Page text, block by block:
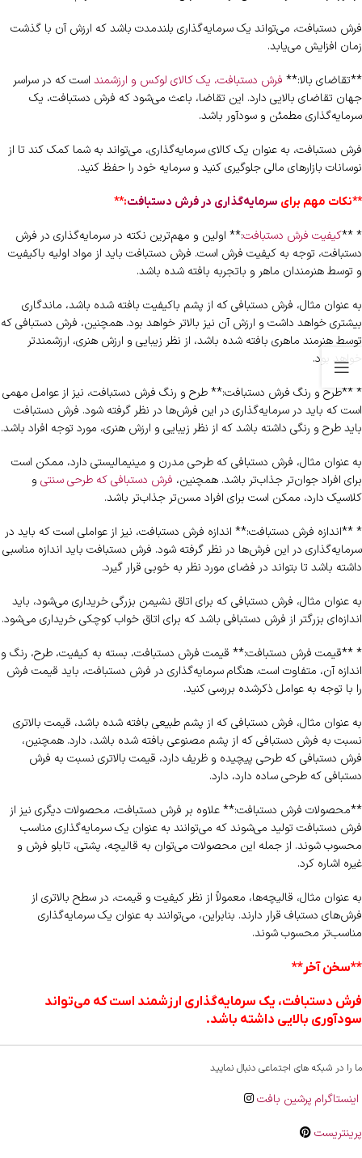
فرش دستبافت، می‌تواند یک سرمایه‌گذاری بلندمدت باشد که ارزش آن با گذشت
زمان افزایش می‌یابد.
**تقاضای بالا:** فرش دستبافت، یک کالای لوکس و ارزشمند است که در سراسر
جهان تقاضای بالایی دارد. این تقاضا، باعث می‌شود که فرش دستبافت، یک
سرمایه‌گذاری مطمئن و سودآور باشد.
فرش دستبافت، به عنوان یک کالای سرمایه‌گذاری، می‌تواند به شما کمک کند تا از
نوسانات بازارهای مالی جلوگیری کنید و سرمایه خود را حفظ کنید.
**نکات مهم برای سرمایه‌گذاری در فرش دستبافت:**
* **کیفیت فرش دستبافت:** اولین و مهم‌ترین نکته در سرمایه‌گذاری در فرش
دستبافت، توجه به کیفیت فرش است. فرش دستبافت باید از مواد اولیه باکیفیت
و توسط هنرمندان ماهر و باتجربه بافته شده باشد.
به عنوان مثال، فرش دستبافی که از پشم باکیفیت بافته شده باشد، ماندگاری
بیشتری خواهد داشت و ارزش آن نیز بالاتر خواهد بود. همچنین، فرش دستبافی که
توسط هنرمند ماهری بافته شده باشد، از نظر زیبایی و ارزش هنری، ارزشمندتر
خواهد بود.
* **طرح و رنگ فرش دستبافت:** طرح و رنگ فرش دستبافت، نیز از عوامل مهمی
است که باید در سرمایه‌گذاری در این فرش‌ها در نظر گرفته شود. فرش دستبافت
باید طرح و رنگی داشته باشد که از نظر زیبایی و ارزش هنری، مورد توجه افراد باشد.
به عنوان مثال، فرش دستبافی که طرحی مدرن و مینیمالیستی دارد، ممکن است
برای افراد جوان‌تر جذاب‌تر باشد. همچنین، فرش دستبافی که طرحی سنتی و
کلاسیک دارد، ممکن است برای افراد مسن‌تر جذاب‌تر باشد.
* **اندازه فرش دستبافت:** اندازه فرش دستبافت، نیز از عواملی است که باید در
سرمایه‌گذاری در این فرش‌ها در نظر گرفته شود. فرش دستبافت باید اندازه مناسبی
داشته باشد تا بتواند در فضای مورد نظر به خوبی قرار گیرد.
به عنوان مثال، فرش دستبافی که برای اتاق نشیمن بزرگی خریداری می‌شود، باید
اندازه‌ای بزرگتر از فرش دستبافی باشد که برای اتاق خواب کوچکی خریداری می‌شود.
* **قیمت فرش دستبافت:** قیمت فرش دستبافت، بسته به کیفیت، طرح، رنگ و
اندازه آن، متفاوت است. هنگام سرمایه‌گذاری در فرش دستبافت، باید قیمت فرش
را با توجه به عوامل ذکرشده بررسی کنید.
به عنوان مثال، فرش دستبافی که از پشم طبیعی بافته شده باشد، قیمت بالاتری
نسبت به فرش دستبافی که از پشم مصنوعی بافته شده باشد، دارد. همچنین،
فرش دستبافی که طرحی پیچیده و ظریف دارد، قیمت بالاتری نسبت به فرش
دستبافی که طرحی ساده دارد، دارد.
**محصولات فرش دستبافت:** علاوه بر فرش دستبافت، محصولات دیگری نیز از
فرش دستبافت تولید می‌شوند که می‌توانند به عنوان یک سرمایه‌گذاری مناسب
محسوب شوند. از جمله این محصولات می‌توان به قالیچه، پشتی، تابلو فرش و
غیره اشاره کرد.
به عنوان مثال، قالیچه‌ها، معمولاً از نظر کیفیت و قیمت، در سطح بالاتری از
فرش‌های دستباف قرار دارند. بنابراین، می‌توانند به عنوان یک سرمایه‌گذاری
مناسب‌تر محسوب شوند.
**سخن آخر**
فرش دستبافت، یک سرمایه‌گذاری ارزشمند است که می‌تواند
سودآوری بالایی داشته باشد.
ما را در شبکه های اجتماعی دنبال نمایید
اینستاگرام پرشین بافت
پرینتریست